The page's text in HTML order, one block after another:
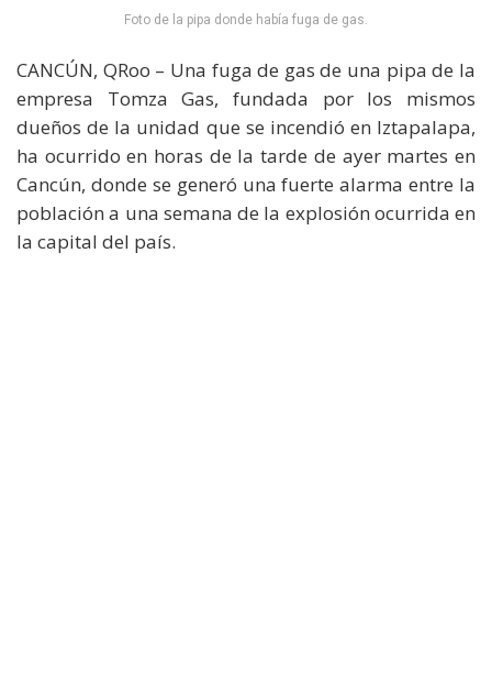
Foto de la pipa donde había fuga de gas.
CANCÚN, QRoo – Una fuga de gas de una pipa de la
empresa Tomza Gas, fundada por los mismos
dueños de la unidad que se incendió en Iztapalapa,
ha ocurrido en horas de la tarde de ayer martes en
Cancún, donde se generó una fuerte alarma entre la
población a una semana de la explosión ocurrida en
la capital del país.